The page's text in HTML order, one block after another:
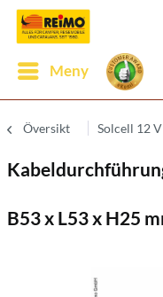
Meny
Översikt Solcell 12
B53 x L53 x H25